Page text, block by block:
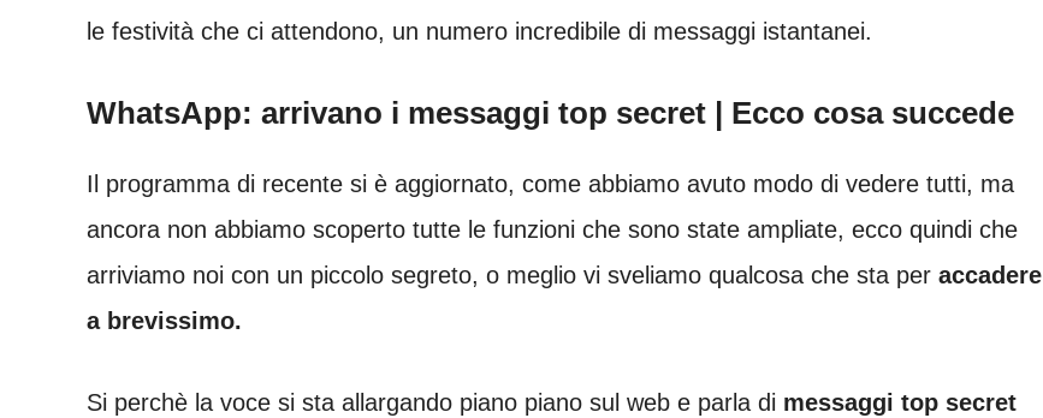
le festività che ci attendono, un numero incredibile di messaggi istantanei.
WhatsApp: arrivano i messaggi top secret | Ecco cosa succede
Il programma di recente si è aggiornato, come abbiamo avuto modo di vedere tutti, ma
ancora non abbiamo scoperto tutte le funzioni che sono state ampliate, ecco quindi che
arriviamo noi con un piccolo segreto, o meglio vi sveliamo qualcosa che sta per accadere
a brevissimo.
Si perchè la voce si sta allargando piano piano sul web e parla di messaggi top secret